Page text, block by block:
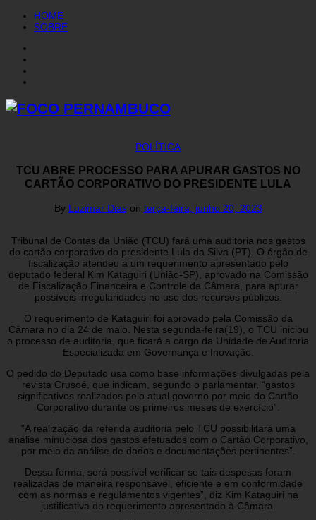
HOME
SOBRE
POLÍTICA
TCU ABRE PROCESSO PARA APURAR GASTOS NO
CARTÃO CORPORATIVO DO PRESIDENTE LULA
By Luzimar Dias on terça-feira, junho 20, 2023
Tribunal de Contas da União (TCU) fará uma auditoria nos gastos
do cartão corporativo do presidente Lula da Silva (PT). O órgão de
fiscalização atendeu a um requerimento apresentado pelo
deputado federal Kim Kataguiri (União-SP), aprovado na Comissão
de Fiscalização Financeira e Controle da Câmara, para apurar
possíveis irregularidades no uso dos recursos públicos.
O requerimento de Kataguiri foi aprovado pela Comissão da
Câmara no dia 24 de maio. Nesta segunda-feira(19), o TCU iniciou
o processo de auditoria, que ficará a cargo da Unidade de Auditoria
Especializada em Governança e Inovação.
O pedido do Deputado usa como base informações divulgadas pela
revista Crusoé, que indicam, segundo o parlamentar, “gastos
significativos realizados pelo atual governo por meio do Cartão
Corporativo durante os primeiros meses de exercício”.
“A realização da referida auditoria pelo TCU possibilitará uma
análise minuciosa dos gastos efetuados com o Cartão Corporativo,
por meio da análise de dados e documentações pertinentes”.
Dessa forma, será possível verificar se tais despesas foram
realizadas de maneira responsável, eficiente e em conformidade
com as normas e regulamentos vigentes”, diz Kim Kataguiri na
justificativa do requerimento apresentado à Câmara.